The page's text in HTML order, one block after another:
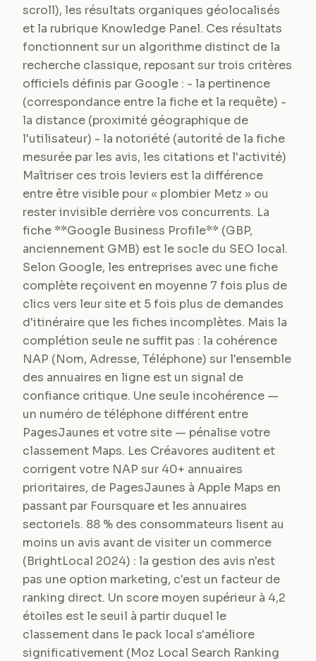
scroll), les résultats organiques géolocalisés
et la rubrique Knowledge Panel. Ces résultats
fonctionnent sur un algorithme distinct de la
recherche classique, reposant sur trois critères
officiels définis par Google : - la pertinence
(correspondance entre la fiche et la requête) -
la distance (proximité géographique de
l'utilisateur) - la notoriété (autorité de la fiche
mesurée par les avis, les citations et l'activité)
Maîtriser ces trois leviers est la différence
entre être visible pour « plombier Metz » ou
rester invisible derrière vos concurrents. La
fiche **Google Business Profile** (GBP,
anciennement GMB) est le socle du SEO local.
Selon Google, les entreprises avec une fiche
complète reçoivent en moyenne 7 fois plus de
clics vers leur site et 5 fois plus de demandes
d'itinéraire que les fiches incomplètes. Mais la
complétion seule ne suffit pas : la cohérence
NAP (Nom, Adresse, Téléphone) sur l'ensemble
des annuaires en ligne est un signal de
confiance critique. Une seule incohérence —
un numéro de téléphone différent entre
PagesJaunes et votre site — pénalise votre
classement Maps. Les Créavores auditent et
corrigent votre NAP sur 40+ annuaires
prioritaires, de PagesJaunes à Apple Maps en
passant par Foursquare et les annuaires
sectoriels. 88 % des consommateurs lisent au
moins un avis avant de visiter un commerce
(BrightLocal 2024) : la gestion des avis n'est
pas une option marketing, c'est un facteur de
ranking direct. Un score moyen supérieur à 4,2
étoiles est le seuil à partir duquel le
classement dans le pack local s'améliore
significativement (Moz Local Search Ranking